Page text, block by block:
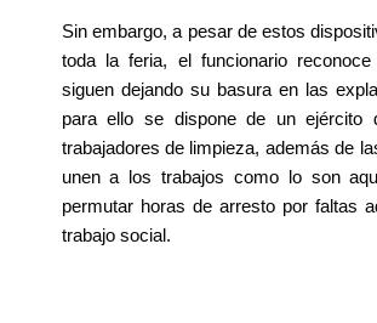
Sin embargo, a pesar de estos
toda la feria, el funcionario
siguen dejando su basura en las
para ello se dispone de un ejército
trabajadores de limpieza, además de
unen a los trabajos como lo son
permutar horas de arresto por faltas
trabajo social.